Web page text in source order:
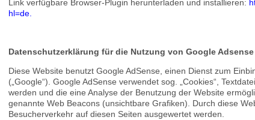
Link verfügbare Browser-Plugin herunterladen und installieren:
hl=de.
Datenschutzerklärung für die Nutzung von Google Adsense
Diese Website benutzt Google AdSense, einen Dienst zum
(„Google“). Google AdSense verwendet sog. „Cookies“,
werden und die eine Analyse der Benutzung der Website
genannte Web Beacons (unsichtbare Grafiken). Durch diese
Besucherverkehr auf diesen Seiten ausgewertet werden.